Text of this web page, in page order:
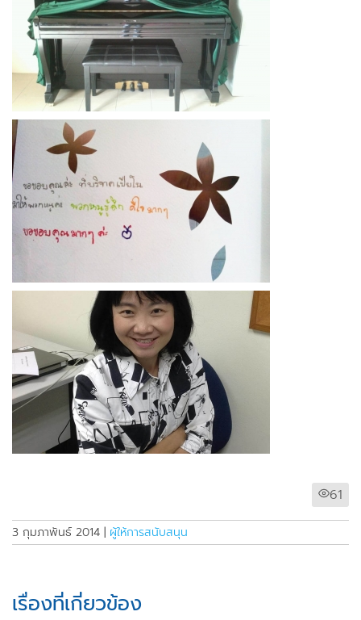
61
3 กุมภาพันธ์ 2014 | ผู้ให้การสนับสนุน
เรื่องที่เกี่ยวข้อง